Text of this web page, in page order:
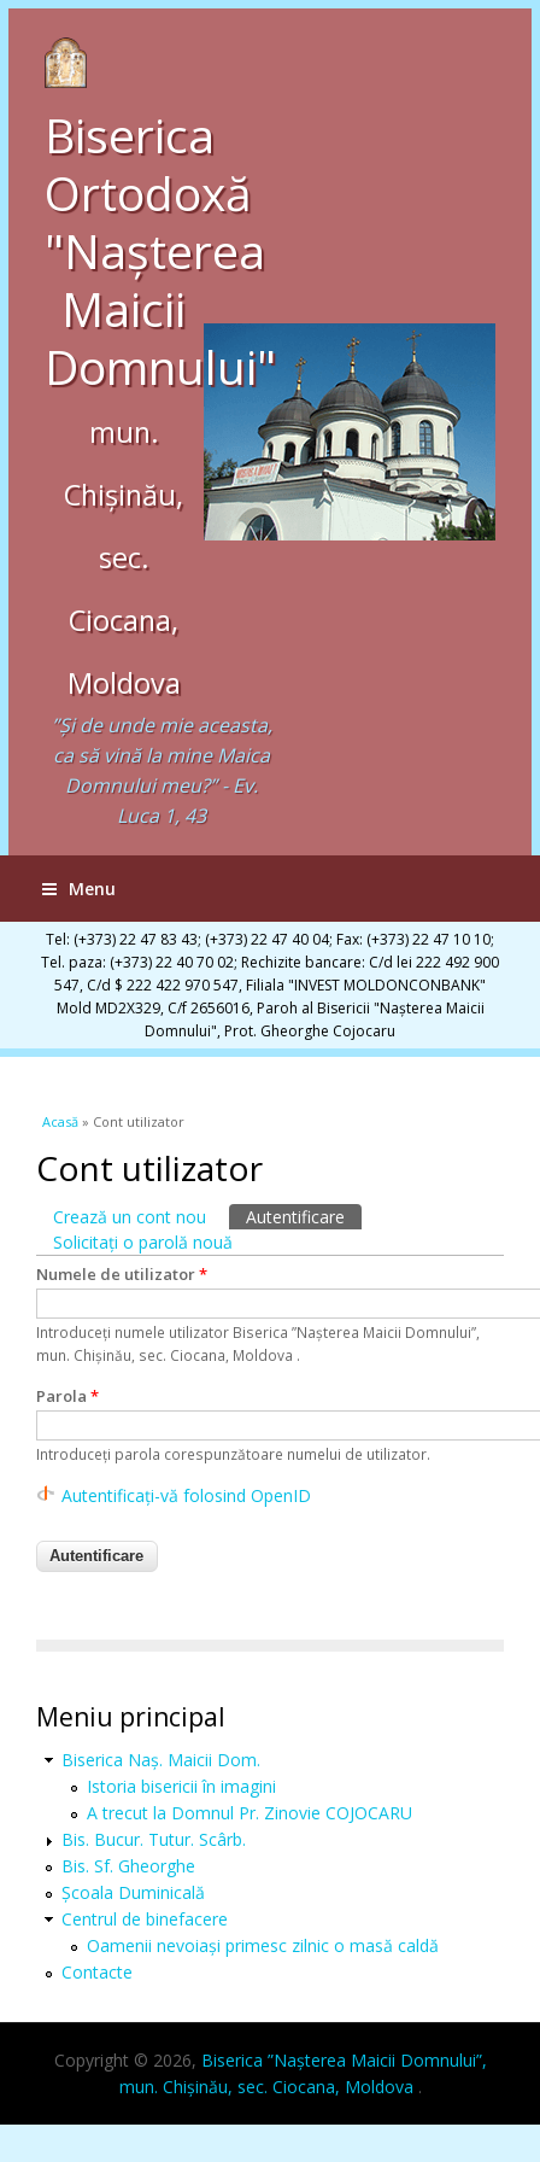
Biserica
Ortodoxă
"Nașterea
Maicii
Domnului"
mun.
Chișinău,
sec.
Ciocana,
Moldova
”Şi de unde mie aceasta,
ca să vină la mine Maica
Domnului meu?” - Ev.
Luca 1, 43
Menu
Tel: (+373) 22 47 83 43; (+373) 22 47 40 04; Fax: (+373) 22 47 10 10;
Tel. paza: (+373) 22 40 70 02; Rechizite bancare: C/d lei 222 492 900
547, C/d $ 222 422 970 547, Filiala "INVEST MOLDONCONBANK"
Mold MD2X329, C/f 2656016, Paroh al Bisericii "Naşterea Maicii
Domnului", Prot. Gheorghe Cojocaru
Eşti aici
Acasă » Cont utilizator
Cont utilizator
Taburi primare
Crează un cont nou Autentificare
Solicitaţi o parolă nouă
Numele de utilizator*
Introduceţi numele utilizator Biserica ”Nașterea Maicii Domnului”,
mun. Chișinău, sec. Ciocana, Moldova .
Parola *
Introduceţi parola corespunzătoare numelui de utilizator.
Autentificați-vă folosind OpenID
Meniu principal
Biserica Naș. Maicii Dom.
Istoria bisericii în imagini
A trecut la Domnul Pr. Zinovie COJOCARU
Bis. Bucur. Tutur. Scârb.
Bis. Sf. Gheorghe
Şcoala Duminicală
Centrul de binefacere
Oamenii nevoiaşi primesc zilnic o masă caldă
Contacte
Copyright © 2026, Biserica ”Nașterea Maicii Domnului”,
mun. Chișinău, sec. Ciocana, Moldova .